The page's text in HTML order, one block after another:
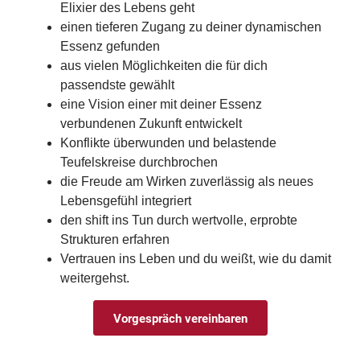
Elixier des Lebens geht
einen tieferen Zugang zu deiner dynamischen
Essenz gefunden
aus vielen Möglichkeiten die für dich
passendste gewählt
eine Vision einer mit deiner Essenz
verbundenen Zukunft entwickelt
Konflikte überwunden und belastende
Teufelskreise durchbrochen
die Freude am Wirken zuverlässig als neues
Lebensgefühl integriert
den shift ins Tun durch wertvolle, erprobte
Strukturen erfahren
Vertrauen ins Leben und du weißt, wie du damit
weitergehst.
Vorgespräch vereinbaren